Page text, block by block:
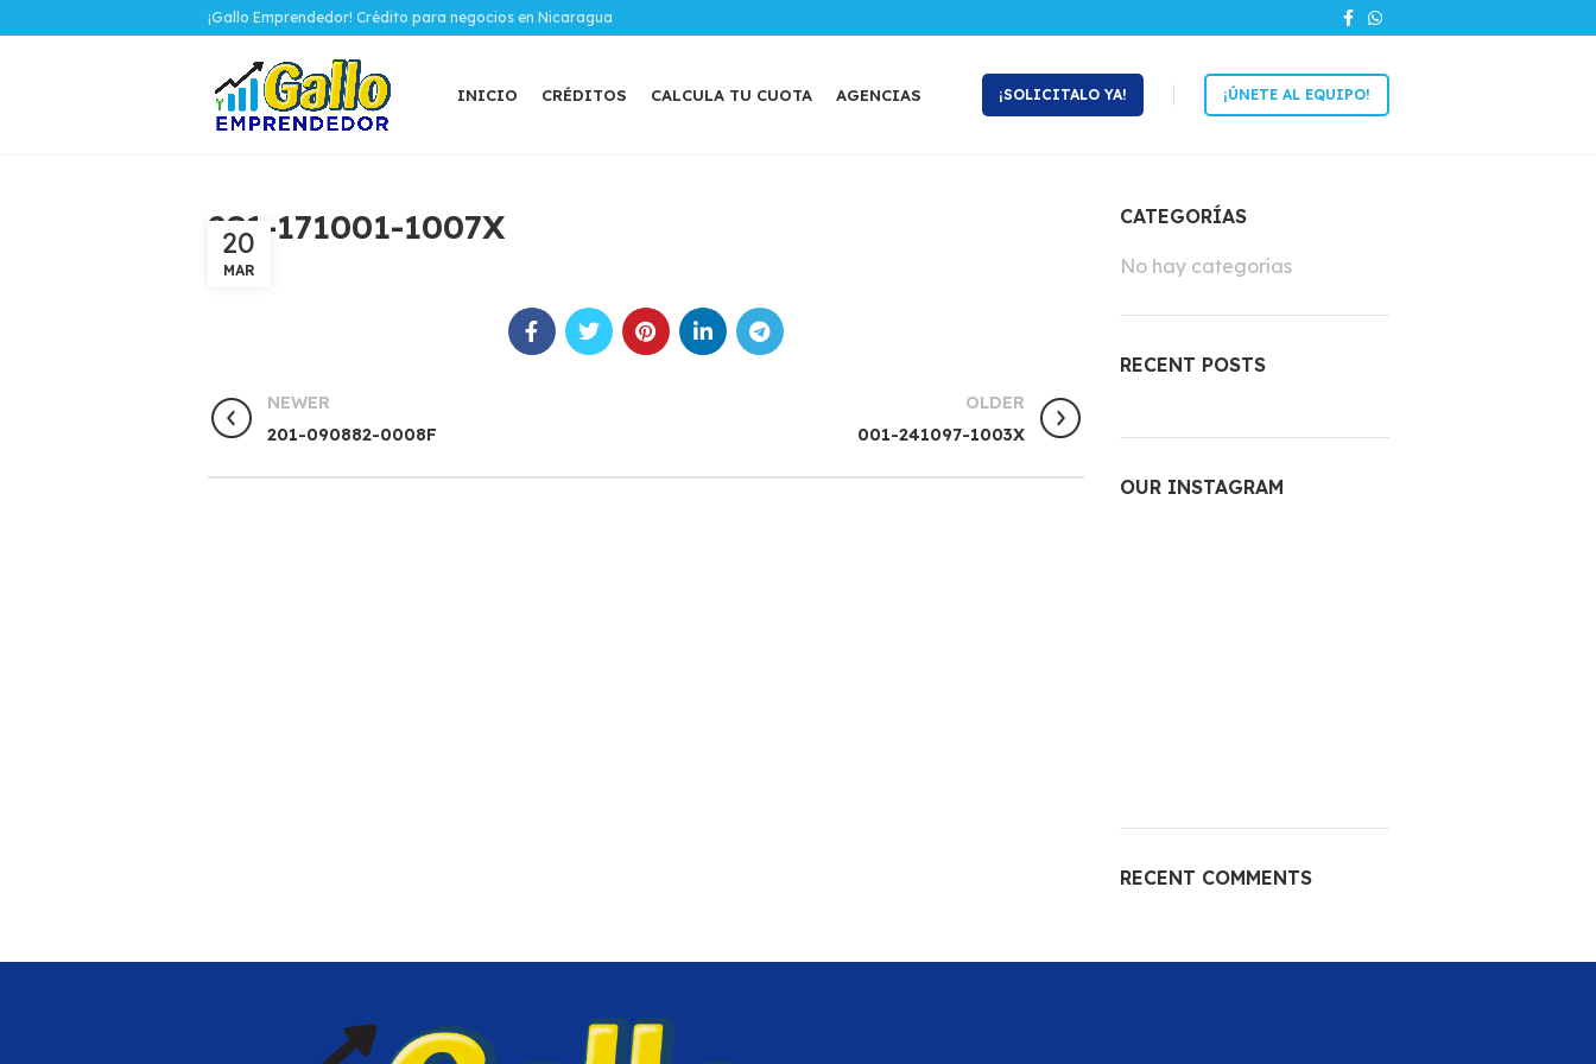
¡Gallo Emprendedor! Crédito para negocios en Nicaragua
INICIO CRÉDITOS CALCULA TU CUOTA AGENCIAS ¡SOLICITALO YA! ¡ÚNETE AL EQUIPO!
281-171001-1007X
20
MAR
NEWER
201-090882-0008F
OLDER
001-241097-1003X
CATEGORÍAS
No hay categorías
RECENT POSTS
OUR INSTAGRAM
RECENT COMMENTS